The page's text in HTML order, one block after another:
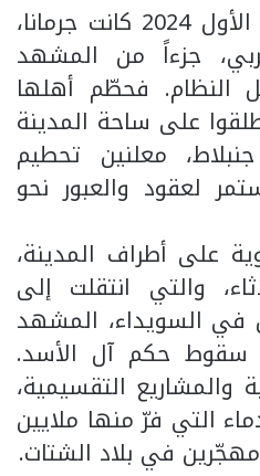
صباح الثامن من كانون الأول 2024 كانت جرمانا،
جزءاً من المشهد
النظام. فحطّم أهلها
على ساحة المدينة
معلنين تحطيم
لعقود والعبور نحو
على أطراف المدينة،
والتي انتقلت إلى
في السويداء، المشهد
سقوط حكم آل الأسد.
والمشاريع التقسيمية،
التي فرّ منها ملايين
في بلاد الشتات.